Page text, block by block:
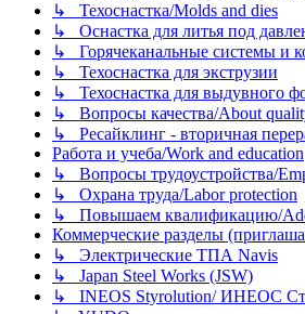
↳ Техоснастка/Molds and dies
↳ Оснастка для литья под
↳ Горячеканальные системы и
↳ Техоснастка для экструзии
↳ Техоснастка для выдувного
↳ Вопросы качества/About
↳ Ресайклинг - вторичная
Работа и учеба/Work and education
↳ Вопросы трудоустройства/
↳ Охрана труда/Labor protection
↳ Повышаем квалификацию/
Коммерческие разделы
↳ Электрические ТПА Navis
↳ Japan Steel Works (JSW)
↳ INEOS Styrolution/ ИНЕОС